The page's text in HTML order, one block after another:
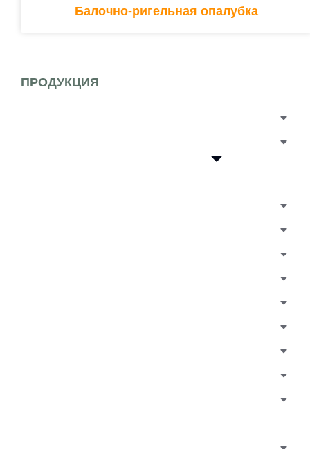
Балочно-ригельная опалубка
ПРОДУКЦИЯ